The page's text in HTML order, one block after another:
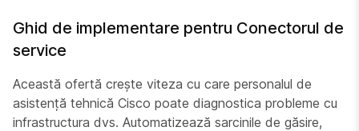
Ghid de implementare pentru Conectorul de
service
Această ofertă crește viteza cu care personalul de
asistență tehnică Cisco poate diagnostica probleme cu
infrastructura dvs. Automatizează sarcinile de găsire,